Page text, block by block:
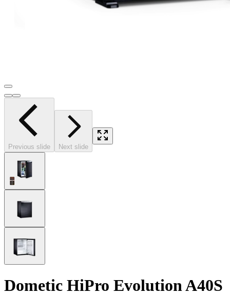
Previous slide Next slide
Dometic HiPro Evolution A40S